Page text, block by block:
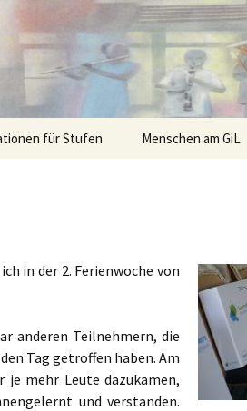
für Stufen Menschen am GiL
in der 2. Ferienwoche von
anderen Teilnehmern, die
Tag getroffen haben. Am
mehr Leute dazukamen,
und verstanden.